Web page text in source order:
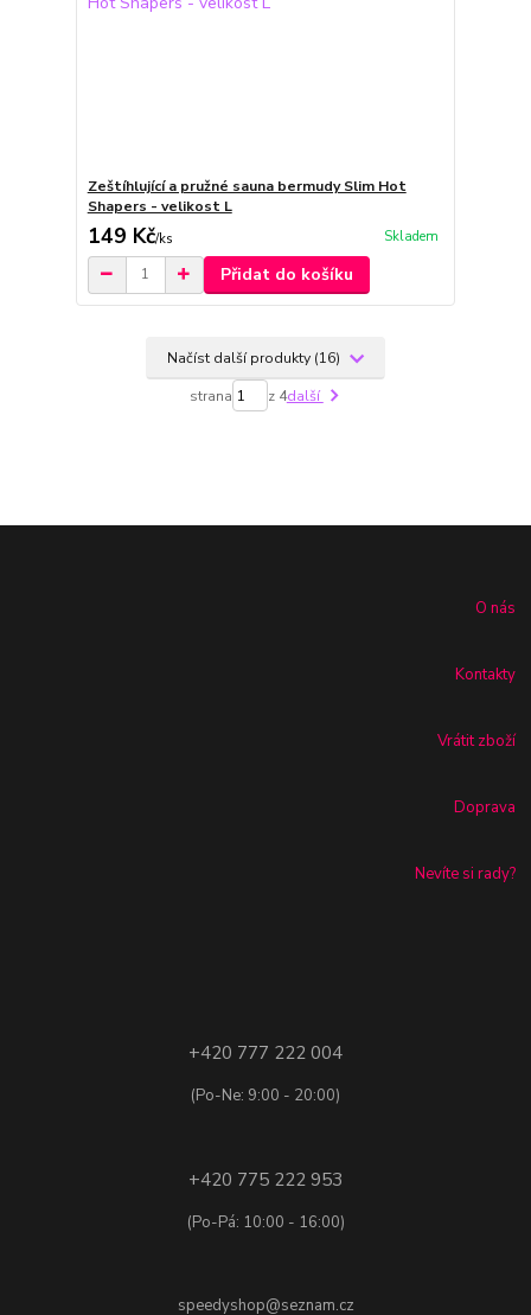
Zeštíhlující a pružné sauna bermudy Slim Hot
Shapers - velikost L
149 Kč/ks Skladem
Přidat do košíku
Načíst další produkty (16)
strana z 4další
O nás
Kontakty
Vrátit zboží
Doprava
Nevíte si rady?
+420 777 222 004
(Po-Ne: 9:00 - 20:00)
+420 775 222 953
(Po-Pá: 10:00 - 16:00)
speedyshop@seznam.cz